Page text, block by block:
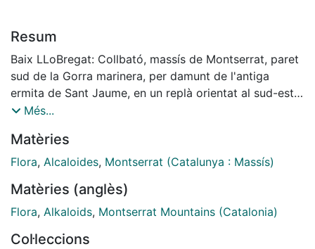
Resum
Baix LLoBregat: Collbató, massís de Montserrat, paret
sud de la Gorra marinera, per damunt de l'antiga
ermita de Sant Jaume, en un replà orientat al sud-est;
31TDG0204, a uns 1.040 m s.n.m, 11-V-2016; foto Joan
Més...
Matèries
Flora, Alcaloides, Montserrat (Catalunya : Massís)
Matèries (anglès)
Flora, Alkaloids, Montserrat Mountains (Catalonia)
Col·leccions